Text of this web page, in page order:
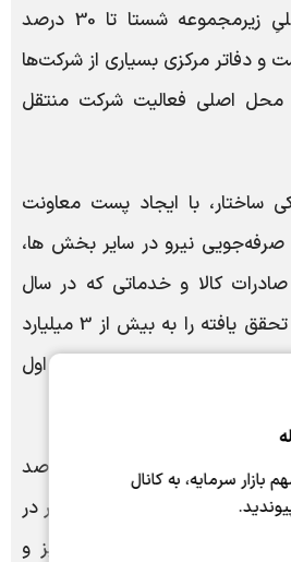
بازار سرمایه، به کانال
و در هلدینگ های اصلیِ زیرمجموعه شستا تا 30 درصد
و دفاتر مرکزی بسیاری از شرکت‌ها
محل اصلی فعالیت شرکت منتقل
ساختار، با ایجاد پست معاونت
نیرو در سایر بخش ها،
صادرات کالا و خدماتی که در سال
گذشته 1.8 میلیارد دلار تحقق یافته را به بیش از 3 میلیارد
دلار در سال جاری افزایش دهد که بحمداله در 6 ماهه اول
برنامه‌ریزی برای تحقق رشد صد
به سال پیش، پیگیری مستمر در
برخورد با نکات ابهام‌آمیز و